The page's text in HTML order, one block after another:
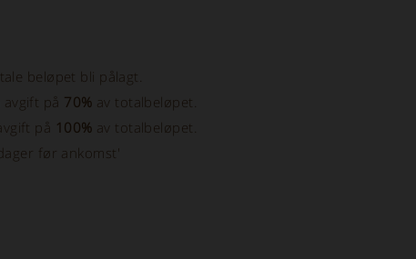
beløpet bli pålagt.
på 70% av totalbeløpet.
på 100% av totalbeløpet.
før ankomst'